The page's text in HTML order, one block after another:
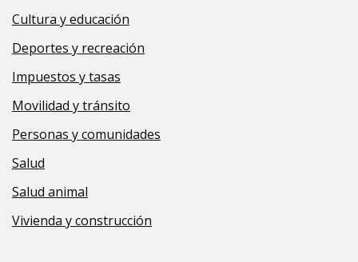
Cultura y educación
Deportes y recreación
Impuestos y tasas
Movilidad y tránsito
Personas y comunidades
Salud
Salud animal
Vivienda y construcción